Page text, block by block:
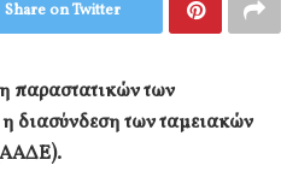
Share on Twitter
παραστατικών των
διασύνδεση των ταμειακών